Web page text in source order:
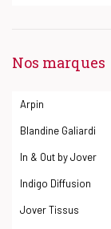
Nos marques
Arpin
Blandine Galiardi
In & Out by Jover
Indigo Diffusion
Jover Tissus